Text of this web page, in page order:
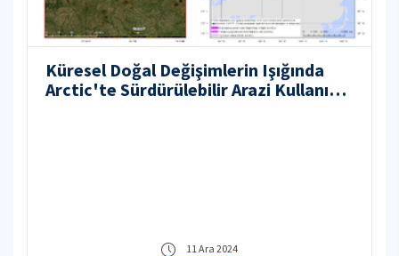
Küresel Doğal Değişimlerin Işığında
Arctic'te Sürdürülebilir Arazi Kullanımı:
11 Ara 2024